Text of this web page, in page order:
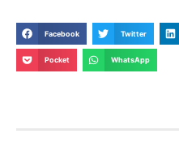
Facebook Twitter
Pocket WhatsApp